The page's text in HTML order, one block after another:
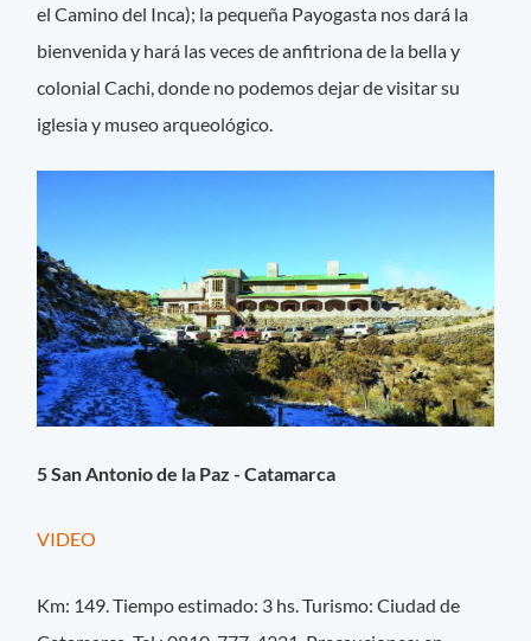
el Camino del Inca); la pequeña Payogasta nos dará la
bienvenida y hará las veces de anfitriona de la bella y
colonial Cachi, donde no podemos dejar de visitar su
iglesia y museo arqueológico.
5 San Antonio de la Paz - Catamarca
VIDEO
Km: 149. Tiempo estimado: 3 hs. Turismo: Ciudad de